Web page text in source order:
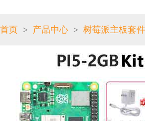
首页 > 产品中心 > 树莓派主板套件